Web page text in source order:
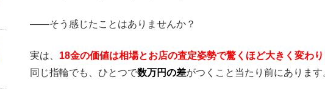
――そう感じたことはありませんか？
実は、 18金の価値は相場とお店の査定姿勢で驚くほど大きく変わ
同じ指輪でも、ひとつで数万円の差がつくこと当たり前にあります